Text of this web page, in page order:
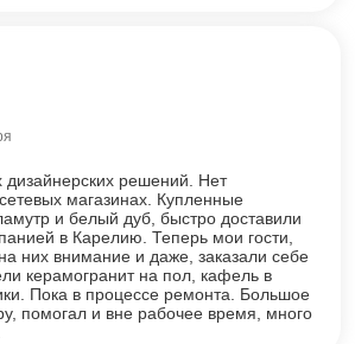
дизайнерских решений. Нет
магазинах. Купленные
и белый дуб, быстро доставили
в Карелию. Теперь мои гости,
них внимание и даже, заказали себе
керамогранит на пол, кафель в
Пока в процессе ремонта. Большое
помогал и вне рабочее время, много